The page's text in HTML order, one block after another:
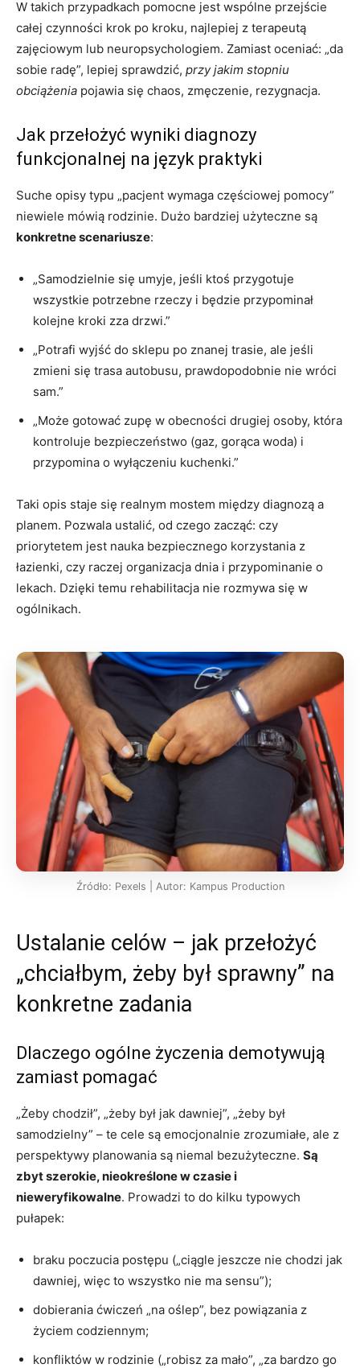
W takich przypadkach pomocne jest wspólne przejście
całej czynności krok po kroku, najlepiej z terapeutą
zajęciowym lub neuropsychologiem. Zamiast oceniać: „da
sobie radę”, lepiej sprawdzić, przy jakim stopniu
obciążenia pojawia się chaos, zmęczenie, rezygnacja.
Jak przełożyć wyniki diagnozy
funkcjonalnej na język praktyki
Suche opisy typu „pacjent wymaga częściowej pomocy”
niewiele mówią rodzinie. Dużo bardziej użyteczne są
konkretne scenariusze:
„Samodzielnie się umyje, jeśli ktoś przygotuje
wszystkie potrzebne rzeczy i będzie przypominał
kolejne kroki zza drzwi.”
„Potrafi wyjść do sklepu po znanej trasie, ale jeśli
zmieni się trasa autobusu, prawdopodobnie nie wróci
sam.”
„Może gotować zupę w obecności drugiej osoby, która
kontroluje bezpieczeństwo (gaz, gorąca woda) i
przypomina o wyłączeniu kuchenki.”
Taki opis staje się realnym mostem między diagnozą a
planem. Pozwala ustalić, od czego zacząć: czy
priorytetem jest nauka bezpiecznego korzystania z
łazienki, czy raczej organizacja dnia i przypominanie o
lekach. Dzięki temu rehabilitacja nie rozmywa się w
ogólnikach.
Źródło: Pexels | Autor: Kampus Production
Ustalanie celów – jak przełożyć
„chciałbym, żeby był sprawny” na
konkretne zadania
Dlaczego ogólne życzenia demotywują
zamiast pomagać
„Żeby chodził”, „żeby był jak dawniej”, „żeby był
samodzielny” – te cele są emocjonalnie zrozumiałe, ale z
perspektywy planowania są niemal bezużyteczne. Są
zbyt szerokie, nieokreślone w czasie i
nieweryfikowalne. Prowadzi to do kilku typowych
pułapek:
braku poczucia postępu („ciągle jeszcze nie chodzi jak
dawniej, więc to wszystko nie ma sensu”);
dobierania ćwiczeń „na oślep”, bez powiązania z
życiem codziennym;
konfliktów w rodzinie („robisz za mało”, „za bardzo go